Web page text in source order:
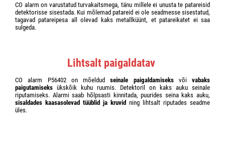
CO alarm on varustatud turvakaitsmega, tänu millele ei unusta te patareisid
detektorisse sisestada. Kui mõlemad patareid ei ole seadmesse sisestatud,
tagavad patareipesa all olevad kaks metallküünt, et patareikatet ei saa
sulgeda.
Lihtsalt paigaldatav
CO alarm P56402 on mõeldudseinale paigaldamiseksvõi vabaks
paigutamiseks ükskõik kuhu ruumis. Detektoril on kaks auku seinale
riputamiseks. Alarmi saab hõlpsasti kinnitada, puurides seina kaks auku,
sisaldades kaasasolevad tüüblid ja kruvid ning lihtsalt riputades seadme
üles.